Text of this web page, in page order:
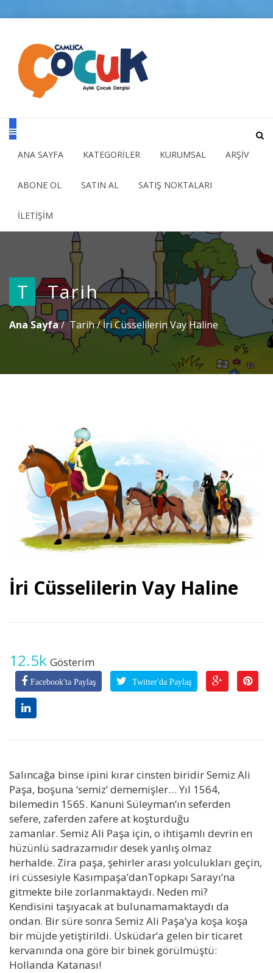
ANA SAYFA KATEGORİLER KURUMSAL ARŞİV
ABONE OL SATIN AL SATIŞ NOKTALARI
İLETİŞİM
T Tarih
Ana Sayfa Tarih/İri Cüsselilerin Vay Haline
İri Cüsselilerin Vay Haline
12.5k Gösterim
Facebook'ta Paylaş Twitter'da Paylaş
Salıncağa binse ipini kırar cinsten biridir Semiz Ali
Paşa, boşuna ‘semiz’ dememişler… Yıl 1564,
bilemedin 1565. Kanuni Süleyman’ın seferden
sefere, zaferden zafere at koşturduğu
zamanlar. Semiz Ali Paşa için, o ihtişamlı devrin en
hüzünlü sadrazamıdır desek yanlış olmaz
herhalde. Zira paşa, şehirler arası yolculukları geçin,
iri cüssesiyle Kasımpaşa’danTopkapı Sarayı’na
gitmekte bile zorlanmaktaydı. Neden mi?
Kendisini taşıyacak at bulunamamaktaydı da
ondan. Bir süre sonra Semiz Ali Paşa’ya koşa koşa
bir müjde yetiştirildi. Üsküdar’a gelen bir ticaret
kervanında ona göre bir binek görülmüştü:
Hollanda Katanası!